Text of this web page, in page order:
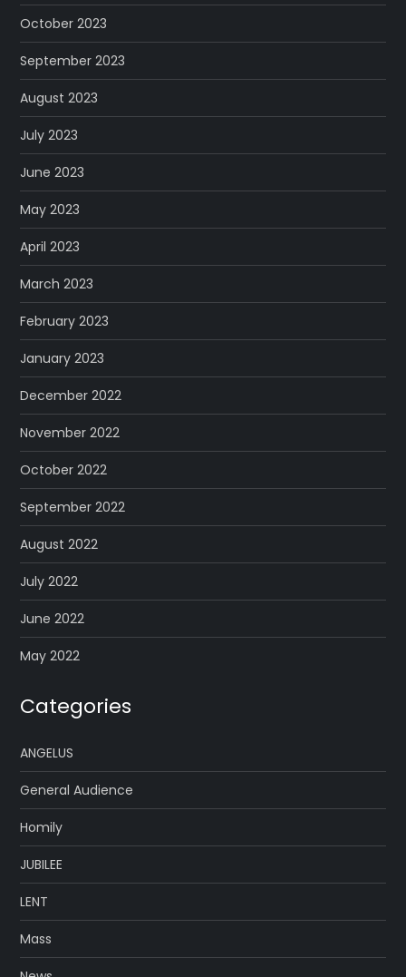
October 2023
September 2023
August 2023
July 2023
June 2023
May 2023
April 2023
March 2023
February 2023
January 2023
December 2022
November 2022
October 2022
September 2022
August 2022
July 2022
June 2022
May 2022
Categories
ANGELUS
General Audience
Homily
JUBILEE
LENT
Mass